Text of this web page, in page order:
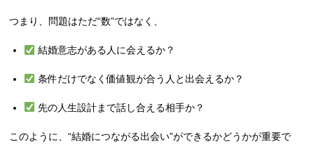
つまり、問題はただ“数”ではなく、
結婚意志がある人に会えるか？
条件だけでなく価値観が合う人と出会えるか？
先の人生設計まで話し合える相手か？
このように、“結婚につながる出会い”ができるかどうかが重要で